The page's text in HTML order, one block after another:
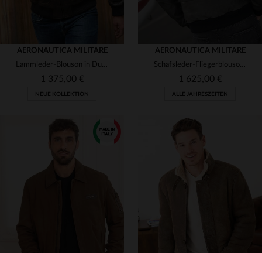
VERFÜGBARE GRÖSSEN
AERONAUTICA MILITARE
Lammleder-Blouson in Dunkelbraun: Fliegerstil mit Vintage-Charme.
1 375,00 €
NEUE KOLLEKTION
AERONAUTICA MILITARE
Schafsleder-Fliegerblouson in Anthrazit mit veganem Fellkragen.
1 625,00 €
ALLE JAHRESZEITEN